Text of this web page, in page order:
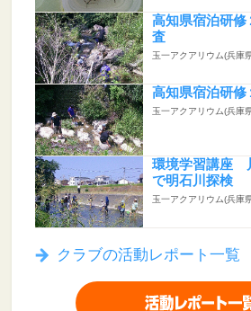
高知県宿泊研
査
玉一アクアリウム(兵庫
高知県宿泊研
玉一アクアリウム(兵庫
環境学習講座
で明石川探検
玉一アクアリウム(兵庫
クラブの活動レポート一覧